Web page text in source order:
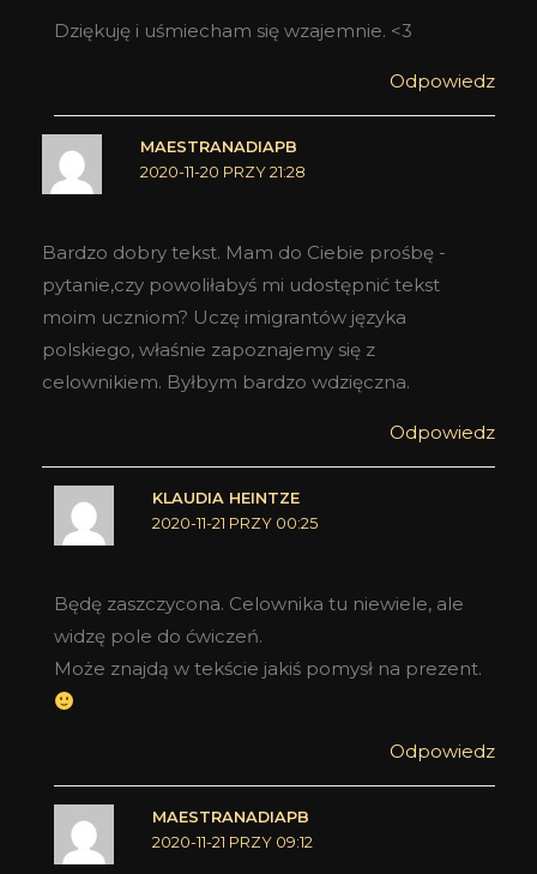
Dziękuję i uśmiecham się wzajemnie. <3
Odpowiedz
MAESTRANADIAPB
2020-11-20 PRZY 21:28
Bardzo dobry tekst. Mam do Ciebie prośbę -
pytanie,czy powoliłabyś mi udostępnić tekst
moim uczniom? Uczę imigrantów języka
polskiego, właśnie zapoznajemy się z
celownikiem. Byłbym bardzo wdzięczna.
Odpowiedz
KLAUDIA HEINTZE
2020-11-21 PRZY 00:25
Będę zaszczycona. Celownika tu niewiele, ale
widzę pole do ćwiczeń.
Może znajdą w tekście jakiś pomysł na prezent.
Odpowiedz
MAESTRANADIAPB
2020-11-21 PRZY 09:12